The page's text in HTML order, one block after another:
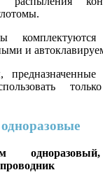
и
предназначенные